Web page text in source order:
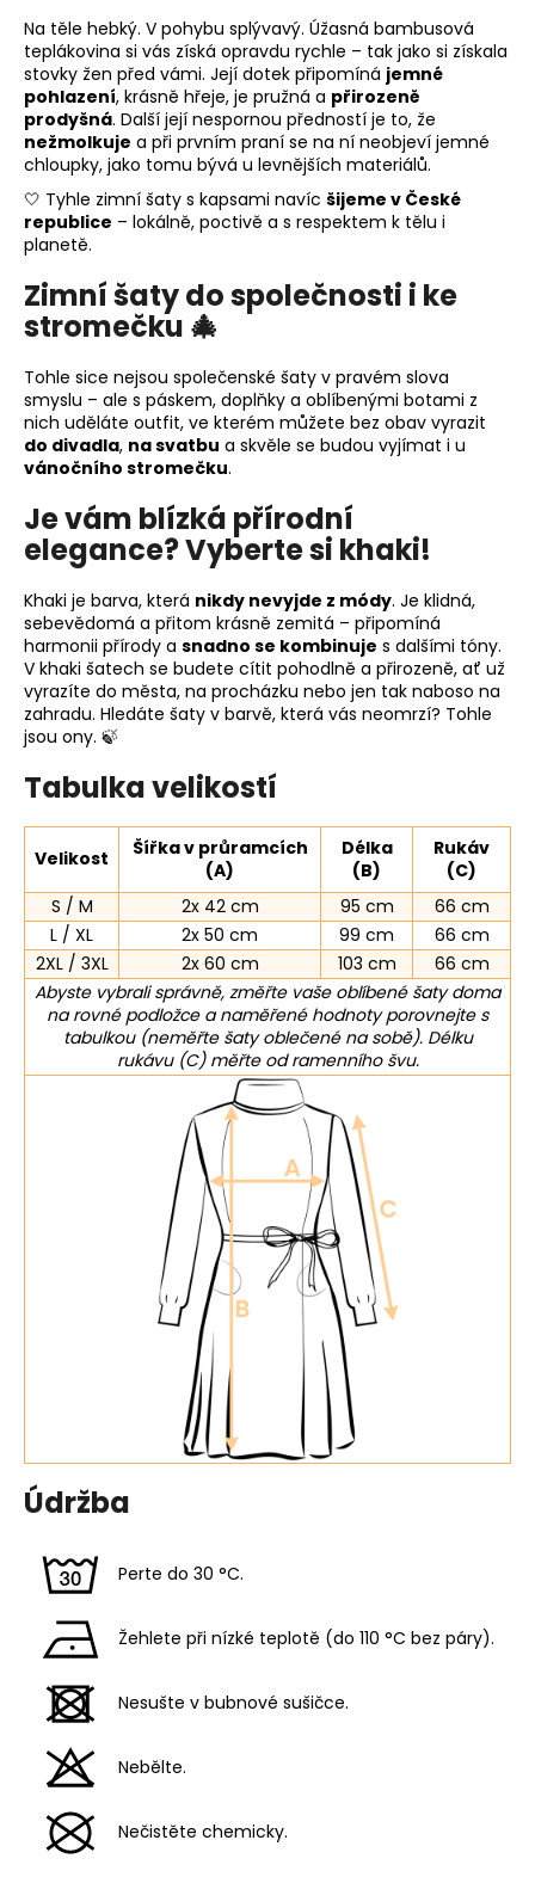
Na těle hebký. V pohybu splývavý. Úžasná bambusová
teplákovina si vás získá opravdu rychle – tak jako si získala
stovky žen před vámi. Její dotek připomíná jemné
pohlazení, krásně hřeje, je pružná a přirozeně
prodyšná. Další její nespornou předností je to, že
nežmolkuje a při prvním praní se na ní neobjeví jemné
chloupky, jako tomu bývá u levnějších materiálů.
🤍 Tyhle zimní šaty s kapsami navíc šijeme v České
republice – lokálně, poctivě a s respektem k tělu i
planetě.
Zimní šaty do společnosti i ke
stromečku 🎄
Tohle sice nejsou společenské šaty v pravém slova
smyslu – ale s páskem, doplňky a oblíbenými botami z
nich uděláte outfit, ve kterém můžete bez obav vyrazit
do divadla, na svatbu a skvěle se budou vyjímat i u
vánočního stromečku.
Je vám blízká přírodní
elegance? Vyberte si khaki!
Khaki je barva, která nikdy nevyjde z módy. Je klidná,
sebevědomá a přitom krásně zemitá – připomíná
harmonii přírody a snadno se kombinuje s dalšími tóny.
V khaki šatech se budete cítit pohodlně a přirozeně, ať už
vyrazíte do města, na procházku nebo jen tak naboso na
zahradu. Hledáte šaty v barvě, která vás neomrzí? Tohle
jsou ony. 🍃
Tabulka velikostí
Velikost
Šířka v průramcích
(A)
Délka
(B)
Rukáv
(C)
S / M
2x 42 cm 95 cm
66 cm
L / XL
2x 50 cm 99 cm
66 cm
2XL / 3XL
2x 60 cm 103 cm
66 cm
Abyste vybrali správně, změřte vaše oblíbené šaty doma
na rovné podložce a naměřené hodnoty porovnejte s
tabulkou (neměřte šaty oblečené na sobě). Délku
rukávu (C) měřte od ramenního švu.
Údržba
Perte do 30 °C.
Žehlete při nízké teplotě (do 110 °C bez páry).
Nesušte v bubnové sušičce.
Nebělte.
Nečistěte chemicky.